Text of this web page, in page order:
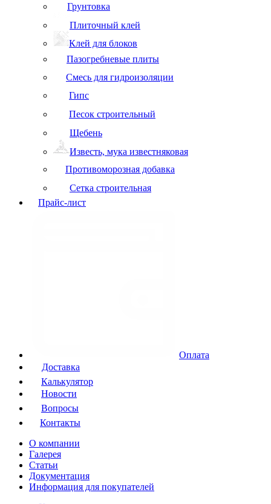
Грунтовка
Плиточный клей
Клей для блоков
Пазогребневые плиты
Смесь для гидроизоляции
Гипс
Песок строительный
Щебень
Известь, мука известняковая
Противоморозная добавка
Сетка строительная
Прайс-лист
Оплата
Доставка
Калькулятор
Новости
Вопросы
Контакты
О компании
Галерея
Статьи
Документация
Информация для покупателей